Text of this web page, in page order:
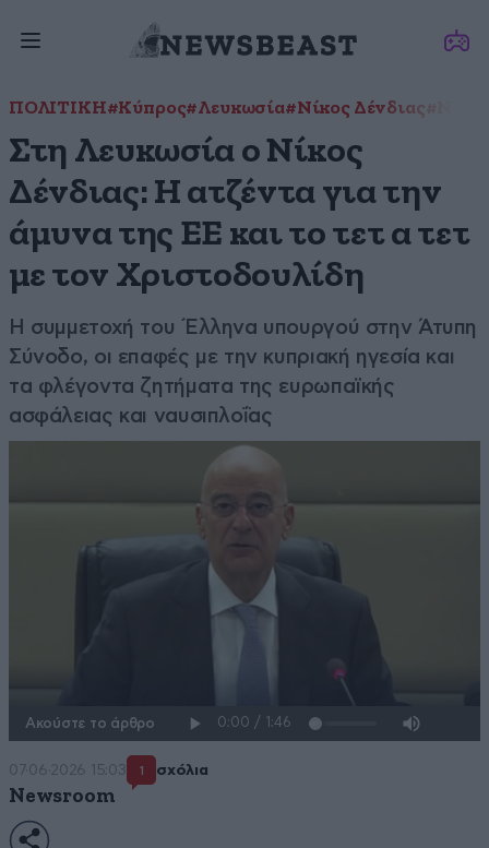
ΠΟΛΙΤΙΚΗ#Κύπρος#Λευκωσία#Νίκος Δένδιας
Στη Λευκωσία ο Νίκος
Δένδιας: Η ατζέντα για την
άμυνα της ΕΕ και το τετ α τετ
με τον Χριστοδουλίδη
Η συμμετοχή του Έλληνα υπουργού στην Άτυπη
Σύνοδο, οι επαφές με την κυπριακή ηγεσία και
τα φλέγοντα ζητήματα της ευρωπαϊκής
ασφάλειας και ναυσιπλοΐας
Ακούστε το άρθρο
07·06·2026 15:03 1 σχόλια
Newsroom